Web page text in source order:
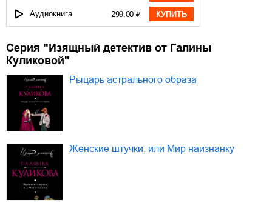
Аудиокнига 299.00 ₽ КУПИТЬ
Серия "Изящный детектив от Галины
Куликовой"
Рыцарь астрального образа
Женские штучки, или Мир наизнанку